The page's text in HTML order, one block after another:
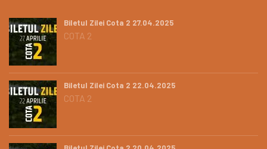
Biletul Zilei Cota 2 27.04.2025
COTA 2
Biletul Zilei Cota 2 22.04.2025
COTA 2